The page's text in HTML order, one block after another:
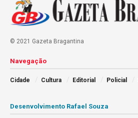
© 2021 Gazeta Bragantina
Navegação
Cidade Cultura Editorial Policial
Desenvolvimento Rafael Souza